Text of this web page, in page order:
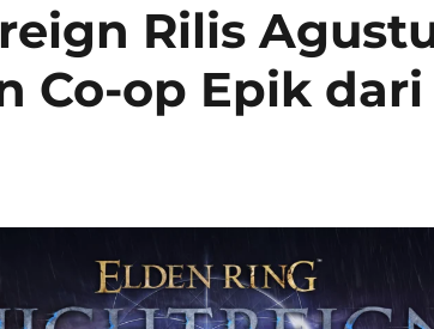
Rilis
Co-op Epik dari